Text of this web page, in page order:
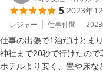
5 2023年
レジャー 仕事仲間
仕事の出張で1泊だけと
神社まで20秒で行けたの
ホテルより安く、畳や床な